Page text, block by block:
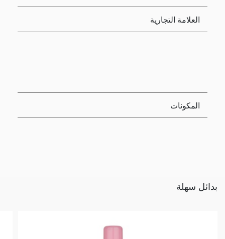
العلامة التجارية
المكونات
بدائل سهلة